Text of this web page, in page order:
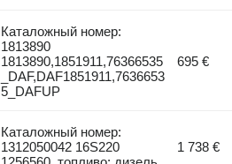
Каталожный номер:
1813890
1813890,1851911,76366535
_DAF,DAF1851911,7636653
5_DAFUP
695 €
Каталожный номер:
1312050042 16S220
1 738 €